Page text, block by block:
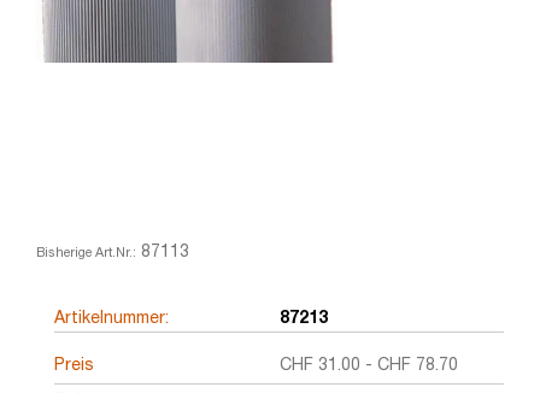
Bisherige Art.Nr.: 87113
Artikelnummer: 87213
Preis CHF 31.00 - CHF 78.70